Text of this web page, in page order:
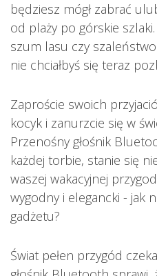
będziesz mógł zabrać
od plaży po górskie
szum lasu czy
nie chciałbyś się teraz
Zaproście swoich
kocyk i zanurzcie się w
Przenośny głośnik
każdej torbie, stanie się
waszej wakacyjnej
wygodny i elegancki - jak
gadżetu?
Świat pełen przygód